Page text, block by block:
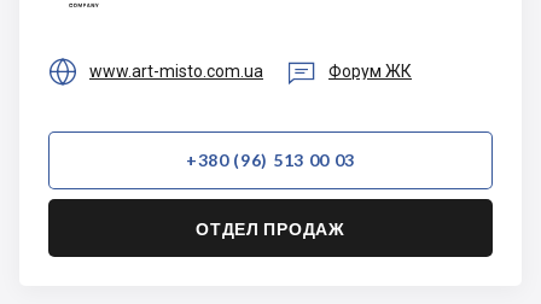
 www.art-misto.com.ua  Форум ЖК
+380 (96) 513 00 03
ОТДЕЛ ПРОДАЖ